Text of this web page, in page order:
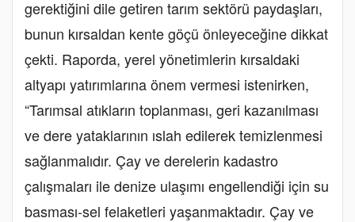
gerektiğini dile getiren tarım sektörü paydaşları,
bunun kırsaldan kente göçü önleyeceğine dikkat
çekti. Raporda, yerel yönetimlerin kırsaldaki
altyapı yatırımlarına önem vermesi istenirken,
“Tarımsal atıkların toplanması, geri kazanılması
ve dere yataklarının ıslah edilerek temizlenmesi
sağlanmalıdır. Çay ve derelerin kadastro
çalışmaları ile denize ulaşımı engellendiği için su
basması-sel felaketleri yaşanmaktadır. Çay ve